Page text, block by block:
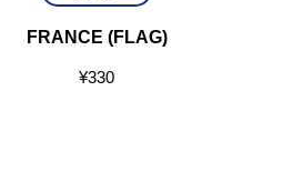
FRANCE (FLAG)
¥330